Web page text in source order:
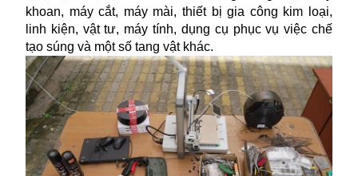
khoan, máy cắt, máy mài, thiết bị gia công kim loại,
linh kiện, vật tư, máy tính, dụng cụ phục vụ việc chế
tạo súng và một số tang vật khác.